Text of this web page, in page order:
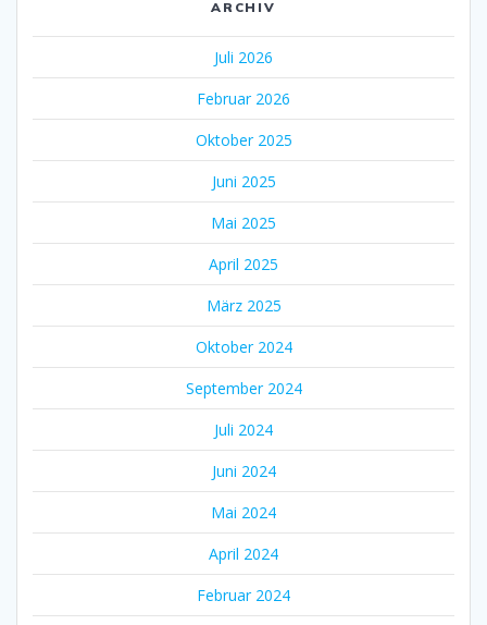
ARCHIV
Juli 2026
Februar 2026
Oktober 2025
Juni 2025
Mai 2025
April 2025
März 2025
Oktober 2024
September 2024
Juli 2024
Juni 2024
Mai 2024
April 2024
Februar 2024